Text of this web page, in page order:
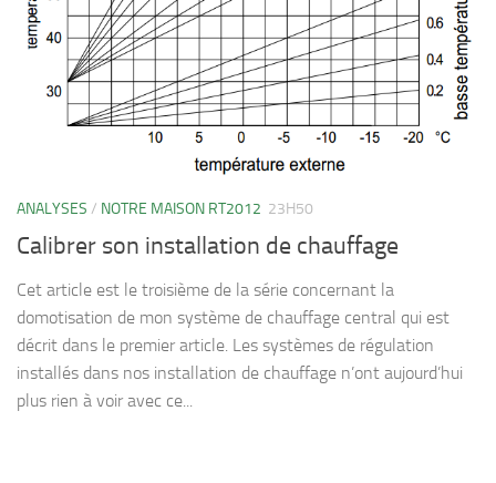
ANALYSES / NOTRE MAISON RT2012 23H50
Calibrer son installation de chauffage
Cet article est le troisième de la série concernant la
domotisation de mon système de chauffage central qui est
décrit dans le premier article. Les systèmes de régulation
installés dans nos installation de chauffage n’ont aujourd’hui
plus rien à voir avec ce...